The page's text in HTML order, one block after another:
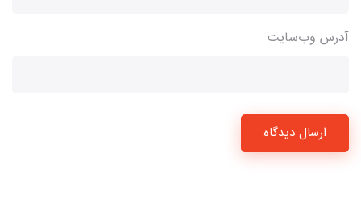
آدرس وب‌سایت
ارسال دیدگاه